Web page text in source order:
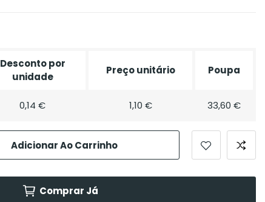
Desconto por
unidade
Preço unitário Poupa
0,14 € 1,10 € 33,60 €
Adicionar Ao Carrinho
Comprar Já